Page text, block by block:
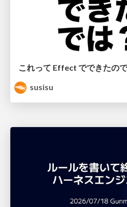
susisu